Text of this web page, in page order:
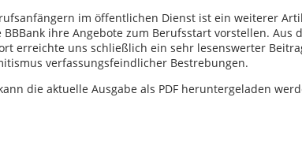
im öffentlichen Dienst ist ein weiterer
BBBank ihre Angebote zum Berufsstart vorstellen. Aus
erreichte uns schließlich ein sehr lesenswerter
verfassungsfeindlicher Bestrebungen.
die aktuelle Ausgabe als PDF heruntergeladen